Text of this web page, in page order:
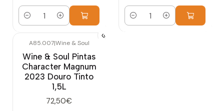
Quantidade Quantidade
A85.007|Wine & Soul
Wine & Soul Pintas
Character Magnum
2023 Douro Tinto
1,5L
72,50€